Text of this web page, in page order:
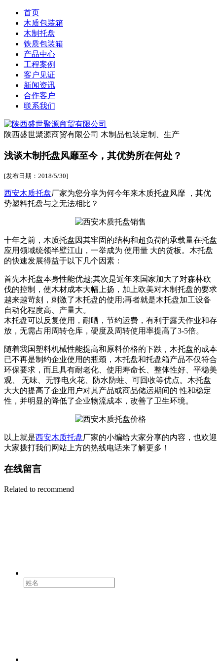
首页
木质包装箱
木制托盘
铁质包装箱
产品中心
工程案例
客户见证
新闻资讯
合作客户
联系我们
陕西盛世聚源商贸有限公司 木制品包装定制、生产
浅谈木制托盘风靡至今，其优势所在何处？
[发布日期：2018/5/30]
西安木质托盘厂家为您分享为何今年来木质托盘风靡 ，其优
势塑料托盘与之无法相比？
十年之前，木质托盘因其牢固的结构和超负荷的承载量在托盘
应用领域统领半壁江山，一举成为 使用量 大的货板。木托盘
的快速发展得益于以下几个因素：
首先木托盘本身性能优越;其次是近年来国家加大了对森林砍
伐的控制，使木材成本大幅上扬，加上欧美对木制托盘的要求
越来越苛刻，刺激了木托盘的使用;再者就是木托盘加工设备
自动化程度高、产量大。
木托盘可以反复使用，耐晒，节约运费，有利于露天作业和存
放，无需占用周转仓库，硬度及周转使用率提高了3-5倍。
随着我国塑料机械性能提高和原料价格的下跌，木托盘的成本
已不再是制约企业使用的瓶颈，木托盘和托盘箱产品不仅符合
环保要求，而且具有耐老化、使用寿命长、整体性好、平稳美
观、 无味、无静电火花、防水防蛀、可回收等优点。木托盘
大大的提高了企业用户对其产品或商品储运期间的 性和稳定
性，并明显的降低了企业物流成本，改善了卫生环境。
以上就是西安木质托盘厂家的小编给大家分享的内容，也欢迎
大家拨打我们网站上方的热线电话来了解更多！
在线留言
Related to recommend